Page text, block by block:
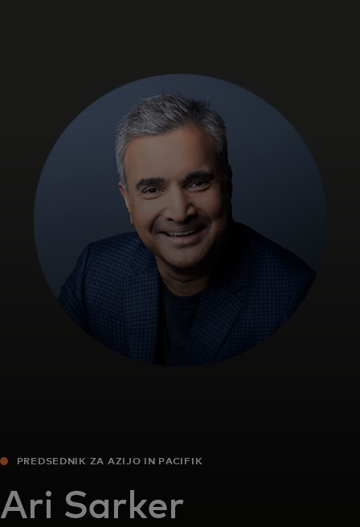
Za podjetja
Za svet
Za inovatorje
Novice in trendi
PREDSEDNIK ZA AZIJO IN PACIFIK
Ari Sarker